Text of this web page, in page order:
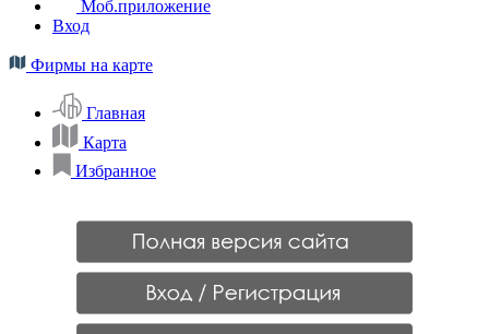
Моб.приложение
Вход
Фирмы на карте
Главная
Карта
Избранное